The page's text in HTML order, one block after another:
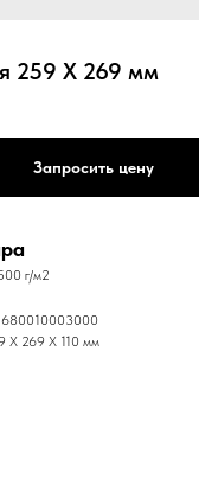
259 X 269 мм
Запросить цену
г/м2
680010003000
X 269 X 110 мм